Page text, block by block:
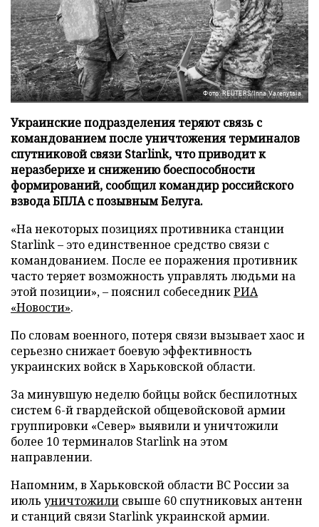
Фото: REUTERS/Inna Varenytsia
Украинские подразделения теряют связь с
командованием после уничтожения терминалов
спутниковой связи Starlink, что приводит к
неразберихе и снижению боеспособности
формирований, сообщил командир российского
взвода БПЛА с позывным Белуга.
«На некоторых позициях противника станции
Starlink – это единственное средство связи с
командованием. После ее поражения противник
часто теряет возможность управлять людьми на
этой позиции», – пояснил собеседникРИА
«Новости».
По словам военного, потеря связи вызывает хаос и
серьезно снижает боевую эффективность
украинских войск в Харьковской области.
За минувшую неделю бойцы войск беспилотных
систем 6-й гвардейской общевойсковой армии
группировки «Север» выявили и уничтожили
более 10 терминалов Starlink на этом
направлении.
Напомним, в Харьковской области ВС России за
июль уничтожили свыше 60 спутниковых антенн
и станций связи Starlink украинской армии.